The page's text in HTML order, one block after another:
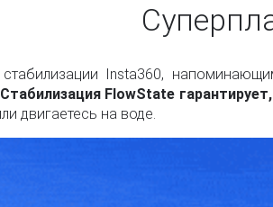
Insta360,
Стабилизация FlowState
двигаетесь на воде.